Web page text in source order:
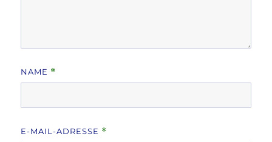
NAME *
E-MAIL-ADRESSE *